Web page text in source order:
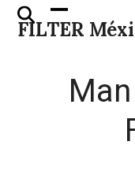
Skip
FILTER
Open
mobile
Close
mobile